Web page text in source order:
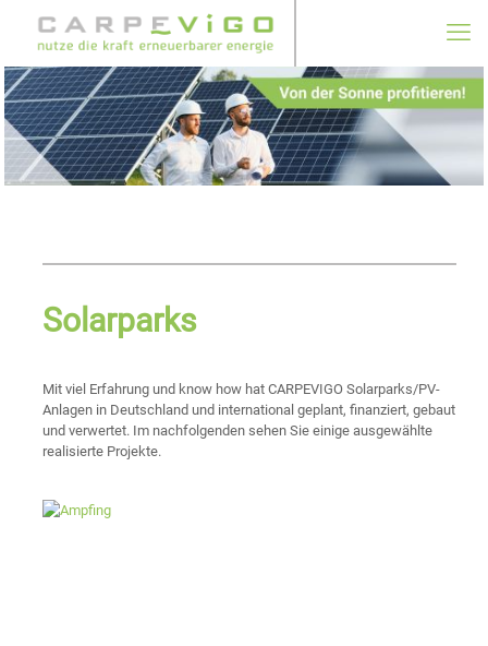
Solarparks
Mit viel Erfahrung und know how hat CARPEVIGO Solarparks/PV-
Anlagen in Deutschland und international geplant, finanziert, gebaut
und verwertet. Im nachfolgenden sehen Sie einige ausgewählte
realisierte Projekte.